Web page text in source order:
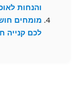
והנחות
לכם קנייה